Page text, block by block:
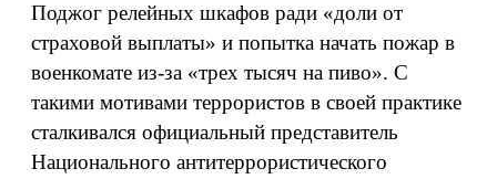
Поджог релейных шкафов ради «доли от
страховой выплаты» и попытка начать пожар в
военкомате из-за «трех тысяч на пиво». С
такими мотивами террористов в своей практике
сталкивался официальный представитель
Национального антитеррористического